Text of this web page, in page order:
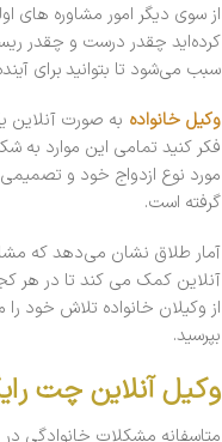
از سوی دیگر امور مشاوره های
کرده‌اید چقدر درست و چقدر
سبب می‌شود تا بتوانید برای
وکیل خانواده به صورت آنلاین
فکر کنید تمامی این موارد به
مورد نوع ازدواج خود و تصمیمی
گرفته است.
آمار طلاق نشان می‌دهد که
آنلاین کمک می کند تا در هر
بپرسید.
وکیل آنلاین چت
متاسفانه مشکلات خانوادگی در